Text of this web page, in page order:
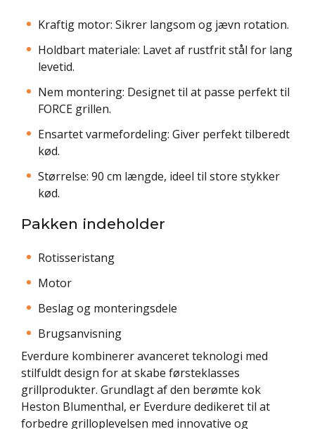
Kraftig motor: Sikrer langsom og jævn rotation.
Holdbart materiale: Lavet af rustfrit stål for lang
levetid.
Nem montering: Designet til at passe perfekt til
FORCE grillen.
Ensartet varmefordeling: Giver perfekt tilberedt
kød.
Størrelse: 90 cm længde, ideel til store stykker
kød.
Pakken indeholder
Rotisseristang
Motor
Beslag og monteringsdele
Brugsanvisning
Everdure kombinerer avanceret teknologi med
stilfuldt design for at skabe førsteklasses
grillprodukter. Grundlagt af den berømte kok
Heston Blumenthal, er Everdure dedikeret til at
forbedre grilloplevelsen med innovative og